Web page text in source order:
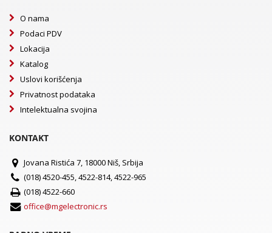
O nama
Podaci PDV
Lokacija
Katalog
Uslovi korišćenja
Privatnost podataka
Intelektualna svojina
KONTAKT
Jovana Ristića 7, 18000 Niš, Srbija
(018) 4520-455, 4522-814, 4522-965
(018) 4522-660
office@mgelectronic.rs